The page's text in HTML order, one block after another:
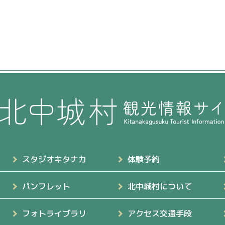
スタジオキタナカ
パンフレット
フォトライブラリ
体験予約
北中城村について
アクセス交通手段